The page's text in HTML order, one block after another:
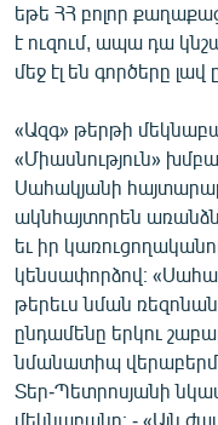
եթե ՀՀ բոլոր
է ուզում, ապա դա
մեջ էլ են գործերը լավ
«Ազգ» թերթի
«Միասնություն»
Սահակյանի
ակնհայտորեն
եւ իր
կենսափորձով։
թերեւս նման
ընդամենը երկու
նմանատիպ
Տեր-Պետրոսյանի
մեկնաբանը։ - «Այն